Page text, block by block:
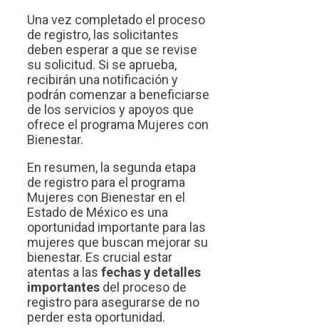
Una vez completado el proceso
de registro, las solicitantes
deben esperar a que se revise
su solicitud. Si se aprueba,
recibirán una notificación y
podrán comenzar a beneficiarse
de los servicios y apoyos que
ofrece el programa Mujeres con
Bienestar.
En resumen, la segunda etapa
de registro para el programa
Mujeres con Bienestar en el
Estado de México es una
oportunidad importante para las
mujeres que buscan mejorar su
bienestar. Es crucial estar
atentas a las fechas y detalles
importantes del proceso de
registro para asegurarse de no
perder esta oportunidad.